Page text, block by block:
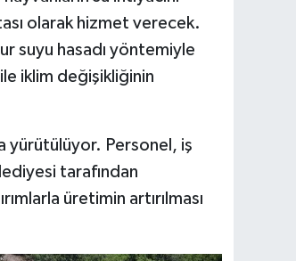
olarak hizmet verecek.
suyu hasadı yöntemiyle
iklim değişikliğinin
yürütülüyor. Personel, iş
tarafından
üretimin artırılması